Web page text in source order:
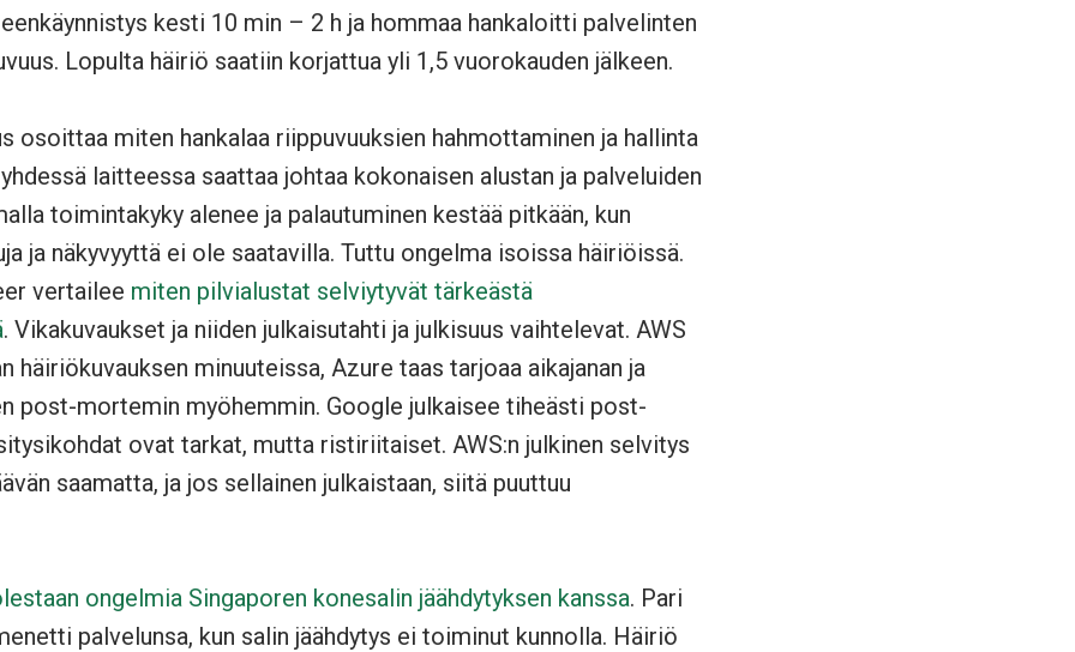
kesti 10 min – 2 h ja hommaa hankaloitti palvelinten
Lopulta häiriö saatiin korjattua yli 1,5 vuorokauden jälkeen.
osoittaa miten hankalaa riippuvuuksien hahmottaminen ja hallinta
laitteessa saattaa johtaa kokonaisen alustan ja palveluiden
toimintakyky alenee ja palautuminen kestää pitkään, kun
ja näkyvyyttä ei ole saatavilla. Tuttu ongelma isoissa häiriöissä.
vertailee miten pilvialustat selviytyvät tärkeästä
. Vikakuvaukset ja niiden julkaisutahti ja julkisuus vaihtelevat. AWS
häiriökuvauksen minuuteissa, Azure taas tarjoaa aikajanan ja
post-mortemin myöhemmin. Google julkaisee tiheästi post-
ovat tarkat, mutta ristiriitaiset. AWS:n julkinen selvitys
saamatta, ja jos sellainen julkaistaan, siitä puuttuu
ongelmia Singaporen konesalin jäähdytyksen kanssa. Pari
palvelunsa, kun salin jäähdytys ei toiminut kunnolla. Häiriö